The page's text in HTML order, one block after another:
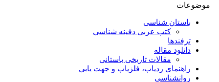
موضوعات
باستان شناسی
کتب عربی دفینه شناسی
ترفندها
دانلود مقاله
مقالات تاریخی باستانی
راهنمای ردیاب، فلزیاب و جهت یابی
روانشناسی